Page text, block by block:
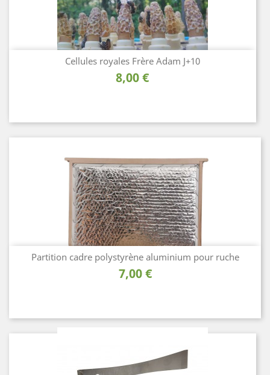
Cellules royales Frère Adam J+10
Prix
8,00 €
Partition cadre polystyrène aluminium pour ruche
Prix
7,00 €